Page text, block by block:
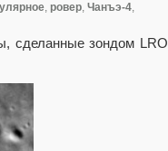
, ровер, Чанъэ-4,
сделанные зондом LRO